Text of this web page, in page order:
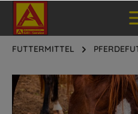
FUTTERMITTEL